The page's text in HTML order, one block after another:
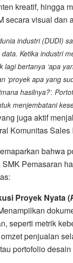
kreatif, hingga
secara visual dan
industri (DUDI)
Ketika industri
lagi bertanya ‘apa
‘proyek apa yang
hasilnya?’.
menjembatani
juga aktif
Komunitas Sales
bahwa
Pemasaran
Proyek Nyata (
seperti metrik
penjualan
portofolio